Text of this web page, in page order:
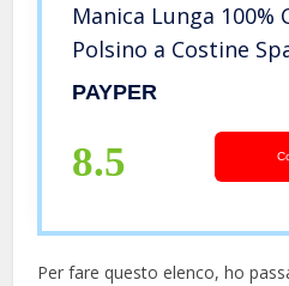
Manica Lunga
Polsino a Costine
Rinforzo Sagomato
PAYPER
8.5
Per fare questo elenco, ho